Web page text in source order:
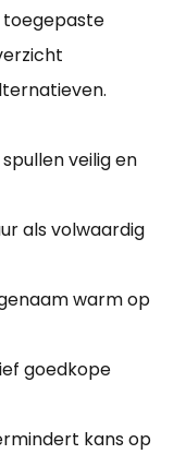
toegepaste
spullen veilig en
als volwaardig
warm op
goedkope
kans op